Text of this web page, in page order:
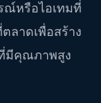
หรือไอเทมที่
าดเพื่อสร้าง
มีคุณภาพสูง